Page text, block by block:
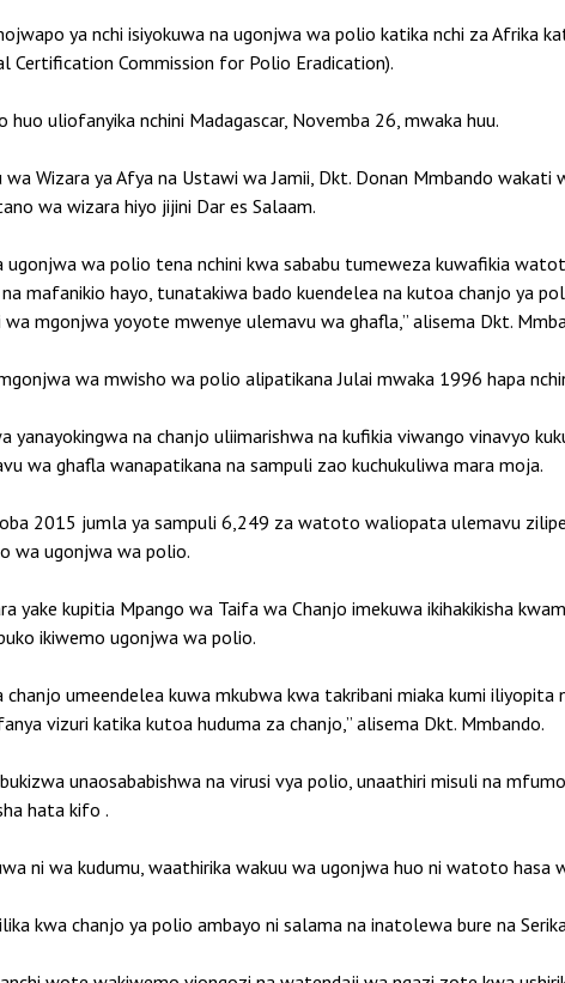
ya nchi isiyokuwa na ugonjwa wa polio katika nchi za Afrika
Certification Commission for Polio Eradication).
uliofanyika nchini Madagascar, Novemba 26, mwaka huu.
Wizara ya Afya na Ustawi wa Jamii, Dkt. Donan Mmbando wakati
wa wizara hiyo jijini Dar es Salaam.
ugonjwa wa polio tena nchini kwa sababu tumeweza kuwafikia
mafanikio hayo, tunatakiwa bado kuendelea na kutoa chanjo ya
mgonjwa yoyote mwenye ulemavu wa ghafla,” alisema Dkt.
wa mwisho wa polio alipatikana Julai mwaka 1996 hapa
na chanjo uliimarishwa na kufikia viwango vinavyo
wa ghafla wanapatikana na sampuli zao kuchukuliwa mara moja.
2015 jumla ya sampuli 6,249 za watoto waliopata ulemavu
wa ugonjwa wa polio.
yake kupitia Mpango wa Taifa wa Chanjo imekuwa ikihakikisha
ikiwemo ugonjwa wa polio.
umeendelea kuwa mkubwa kwa takribani miaka kumi
vizuri katika kutoa huduma za chanjo,” alisema Dkt. Mmbando.
unaosababishwa na virusi vya polio, unaathiri misuli na
hata kifo .
ni wa kudumu, waathirika wakuu wa ugonjwa huo ni watoto hasa
kwa chanjo ya polio ambayo ni salama na inatolewa bure na